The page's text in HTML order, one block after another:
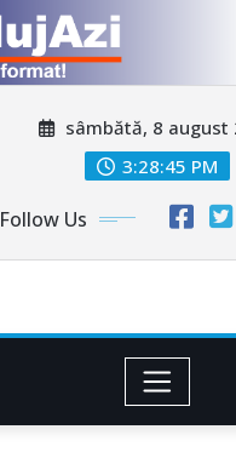
sâmbătă, 8 august
3:28:48 PM
Follow Us